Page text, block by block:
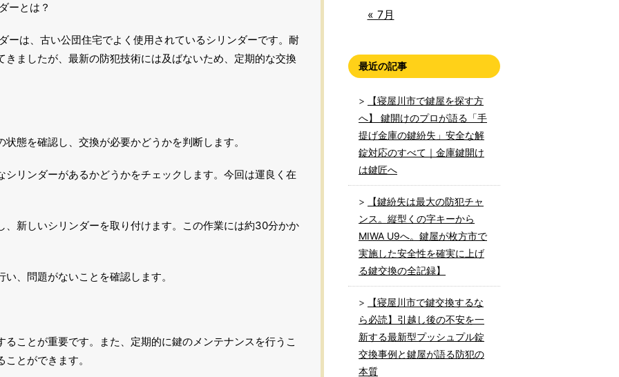
ーとは？
ーは、古い公団住宅でよく使用されているシリンダーです。耐
ましたが、最新の防犯技術には及ばないため、定期的な交換
態を確認し、交換が必要かどうかを判断します。
リンダーがあるかどうかをチェックします。今回は運良く在
、新しいシリンダーを取り付けます。この作業には約30分かか
、問題がないことを確認します。
ことが重要です。また、定期的に鍵のメンテナンスを行うこ
とができます。
« 7月
最近の記事
【寝屋川市で鍵屋を探す方
へ】 鍵開けのプロが語る「手
提げ金庫の鍵紛失」安全な解
錠対応のすべて｜金庫鍵開け
は鍵匠へ
【鍵紛失は最大の防犯チャ
ンス。縦型くの字キーから
MIWA U9へ。鍵屋が枚方市で
実施した安全性を確実に上げ
る鍵交換の全記録】
【寝屋川市で鍵交換するな
ら必読】引越し後の不安を一
新する最新型プッシュプル錠
交換事例と鍵屋が語る防犯の
本質